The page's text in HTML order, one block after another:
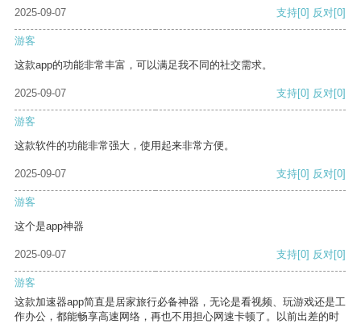
2025-09-07 支持[0] 反对[0]
游客
这款app的功能非常丰富，可以满足我不同的社交需求。
2025-09-07 支持[0] 反对[0]
游客
这款软件的功能非常强大，使用起来非常方便。
2025-09-07 支持[0] 反对[0]
游客
这个是app神器
2025-09-07 支持[0] 反对[0]
游客
这款加速器app简直是居家旅行必备神器，无论是看视频、玩游戏还是工
作办公，都能畅享高速网络，再也不用担心网速卡顿了。以前出差的时